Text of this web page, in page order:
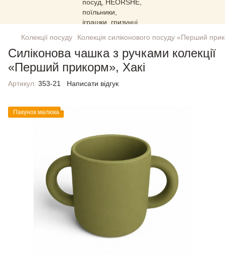
Колекції посуду Колекція силіконового посуду «Перший
Силіконова чашка з ручками колекції
«Перший прикорм», Хакі
Артикул: 353-21 Написати відгук
Пакунок малюка